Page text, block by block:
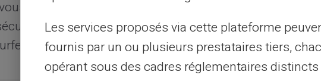
utilisez. Vous y verrez comment chaque navigateur
et quelles sont ses principales protections –
en toute sérénité.
Les services proposés via cette plateforme
fournis par un ou plusieurs prestataires tiers,
opérant sous des cadres réglementaires